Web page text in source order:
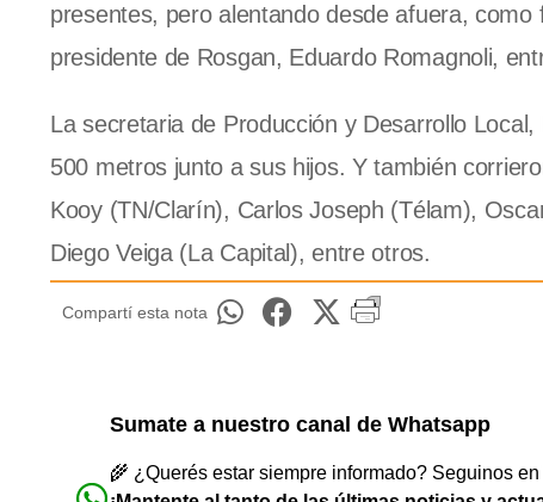
presentes, pero alentando desde afuera,
presidente de Rosgan, Eduardo Romagnoli,
La secretaria de Producción y Desarrollo
500 metros junto a sus hijos. Y también
Kooy (TN/Clarín), Carlos Joseph (Télam),
Diego Veiga (La Capital), entre otros.
Compartí esta nota
Sumate a nuestro canal de Whatsapp
🌾 ¿Querés estar siempre informado? Seguinos